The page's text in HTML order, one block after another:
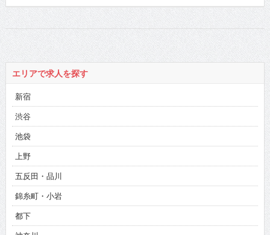
エリアで求人を探す
新宿
渋谷
池袋
上野
五反田・品川
錦糸町・小岩
都下